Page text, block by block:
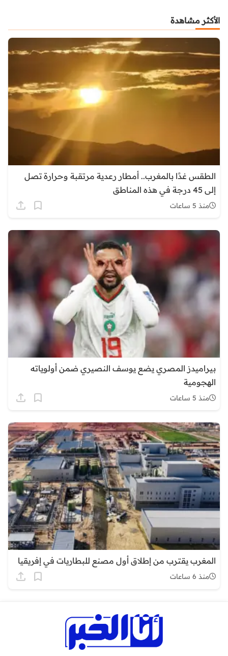
الأكثر مشاهدة
الطقس غدًا بالمغرب.. أمطار رعدية مرتقبة وحرارة تصل
إلى 45 درجة في هذه المناطق
منذ 5 ساعات
بيراميدز المصري يضع يوسف النصيري ضمن أولوياته
الهجومية
منذ 5 ساعات
المغرب يقترب من إطلاق أول مصنع للبطاريات في إفريقيا
منذ 6 ساعات